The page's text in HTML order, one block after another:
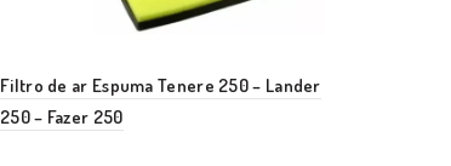
Filtro de ar Espuma Tenere 250 – Lander
250 – Fazer 250